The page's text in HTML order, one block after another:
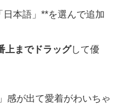
日本語」**を選んで追加
上までドラッグして優
感が出て愛着がわいちゃ